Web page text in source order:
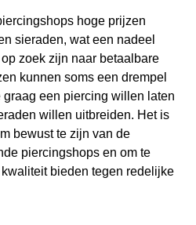
hoge prijzen
sieraden, wat een nadeel
zoek zijn naar betaalbare
kunnen soms een drempel
een piercing willen laten
willen uitbreiden. Het is
bewust te zijn van de
piercingshops en om te
bieden tegen redelijke